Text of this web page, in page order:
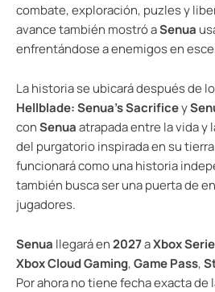
combate, exploración, puzles y
avance también mostró aSenua
enfrentándose a enemigos en
La historia se ubicará después de
Hellblade: Senua’s Sacrificey
conSenuaatrapada entre la vida y
del purgatorio inspirada en su
funcionará como una historia
también busca ser una puerta de
jugadores.
Senua llegará en2027aXbox
Xbox Cloud Gaming,Game Pass,
Por ahora no tiene fecha exacta de